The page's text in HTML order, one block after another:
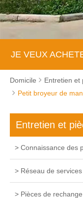
JE VEUX
Domicile Entretien et
Petit broyeur de
Entretien et
> Connaissance des
> Réseau de services
> Pièces de rechange